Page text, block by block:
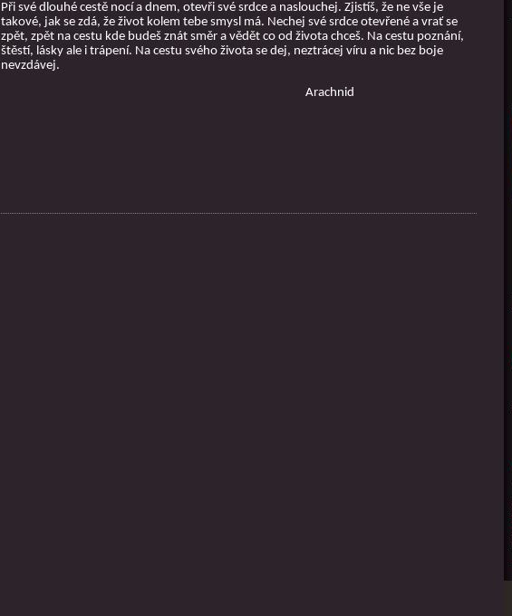
Při své dlouhé cestě nocí a dnem, otevři své srdce a naslouchej. Zjistíš, že ne vše je
takové, jak se zdá, že život kolem tebe smysl má. Nechej své srdce otevřené a vrať se
zpět, zpět na cestu kde budeš znát směr a vědět co od života chceš. Na cestu poznání,
štěstí, lásky ale i trápení. Na cestu svého života se dej, neztrácej víru a nic bez boje
nevzdávej.
Arachnid